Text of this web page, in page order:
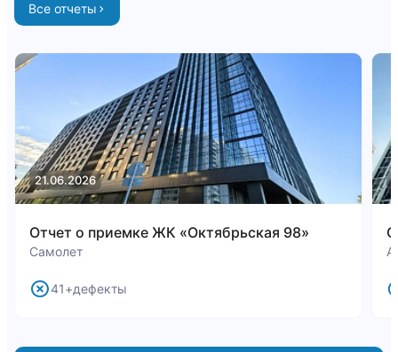
Все отчеты
21.06.2026
Отчет о приемке ЖК «Октябрьская 98»
Самолет
41+дефекты